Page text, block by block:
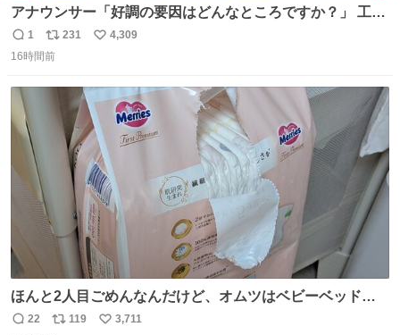
アナウンサー「好調の要因はどんなところですか？」 工藤
「え〜、、、要因、、、」 阪神ファン「ﾌｧﾝﾉｵｶｹﾞｰ!」 工藤
「ファンのおかげですっ！😎」 阪神ファンやっぱりオモロ
返
信
1
リ
ポ
231
い
数
4,309
16時間前
ほんと2人目ごめんなんだけど、オムツはベビーベッドにS
字フックで吊るしてる😂
返
22
リ
119
い
3,711